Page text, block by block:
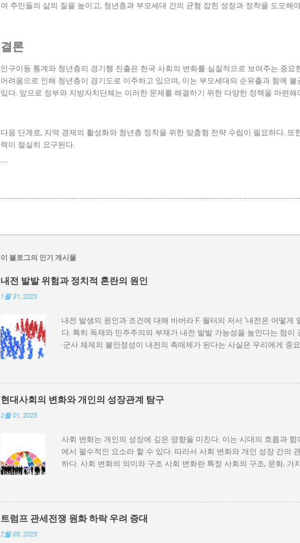
여 주민들의 삶의 질을 높이고, 청년층과 부모세대 간의 균형 잡힌 성장과 정착을 도모해
결론
인구이동 통계와 청년층의 경기행 진출은 한국 사회의 변화를 실질적으로 보여주는 중요
어려움으로 인해 청년층이 경기도로 이주하고 있으며, 이는 부모세대의 순유출과 함께
있다. 앞으로 정부와 지방자치단체는 이러한 문제를 해결하기 위한 다양한 정책을 마련해
다음 단계로, 지역 경제의 활성화와 청년층 정착을 위한 맞춤형 전략 수립이 필요하다. 또
력이 절실히 요구된다.
```
이 블로그의 인기 게시물
내전 발발 위험과 정치적 혼란의 원인
1월 31, 2025
내전 발생의 원인과 조건에 대해 바버라 F. 월터의 저서 '내전은 어떻게
다. 특히 독재와 민주주의의 부재가 내전 발발 가능성을 높인다는 점이
·군사 체제의 불안정성이 내전의 촉매제가 된다는 사실은 우리에게 중
하지 않거나 독재 정권이 유지되는 상황에서는 정치적 갈등이 심화되
다. 이와 같은 경우, 국민들은 정부에 대한 불만을 느끼고, 체제 전복을
부 활동을 시작할 수 있다. 역사적으로도 정치적 불안정성이 높은 국가
많다. 이러한 비극적인 상황을 방지하기 위해서는 먼저 정치 체제를 안
속에서 고통받게 되면, 사회적 불만이 쌓이기 마련이다. 이와 같은 경
적 세력화를 야기하며, 이를 통해 정부에 대한 반발이 촉발된다. 성장은
상승하며, 사회적 불안이 증대할 경우 시민들은 무장 봉기와 같은 극단
를 모든 사람에게 균등하게 제공하면, 내전 발발 가능성을 크게 낮출
군사적 갈등은 내전의 불씨가 되기도 한다. 무장세력 간의 갈등이 심화
내전이 더욱 심각해질 수 있다. 무장세력은 각각의 이념이나 이해관계
현대사회의 변화와 개인의 성장관계 탐구
2월 01, 2025
사회 변화는 개인의 성장에 깊은 영향을 미친다. 이는 시대의 흐름과
에서 필수적인 요소라 할 수 있다. 따라서 사회 변화와 개인 성장 간의
하다. 사회 변화의 의미와 구조 사회 변화란 특정 사회의 구조, 문화, 가
변동, 기술의 발전 등이 독립적으로 또는 상호작용하여 이루어진다. 예
하는 방식과 생활 방식을 완전히 변화시켰다. 이에 따라 개인의 역할과
사회 변화는 개인의 성장을 위한 새로운 기회를 창출한다. 예를 들어,
리에서의 협업이 가능해지면서, 개인들은 지역적인 제약에서 벗어나 국
트럼프 관세전쟁 원화 하락 우려 증대
2월 05, 2025